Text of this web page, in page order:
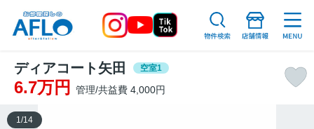
ディアコート矢田 空室1
6.7万円 管理/共益費 4,000円
1 /14